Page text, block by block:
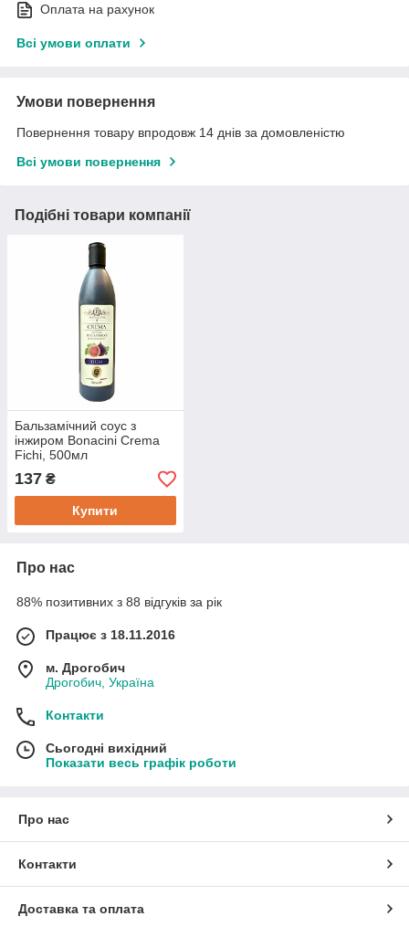
Оплата на рахунок
Всі умови оплати
Умови повернення
Повернення товару впродовж 14 днів за домовленістю
Всі умови повернення
Подібні товари компанії
Бальзамічний соус з
інжиром Bonacini Crema
Fichi, 500мл
137 ₴
Купити
Про нас
88% позитивних з 88 відгуків за рік
Працює з 18.11.2016
м. Дрогобич
Дрогобич, Україна
Контакти
Сьогодні вихідний
Показати весь графік роботи
Про нас
Контакти
Доставка та оплата